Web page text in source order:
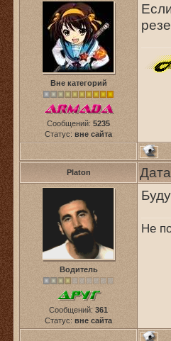
Вне категорий
Сообщений: 5235
Статус: вне сайта
Platon
Водитель
Сообщений: 361
Статус: вне сайта
Не